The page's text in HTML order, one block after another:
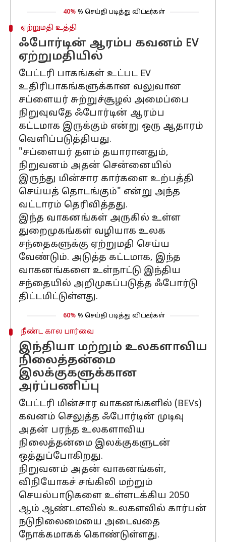
40% % செய்தி படித்து விட்டீர்கள்
ஏற்றுமதி உத்தி
ஃபோர்டின் ஆரம்ப கவனம் EV
ஏற்றுமதியில்
பேட்டரி பாகங்கள் உட்பட EV
உதிரிபாகங்களுக்கான வலுவான
சப்ளையர் சுற்றுச்சூழல் அமைப்பை
நிறுவுவதே ஃபோர்டின் ஆரம்ப
கட்டமாக இருக்கும் என்று ஒரு ஆதாரம்
வெளிப்படுத்தியது.
"சப்ளையர் தளம் தயாரானதும்,
நிறுவனம் அதன் சென்னையில்
இருந்து மின்சார கார்களை உற்பத்தி
செய்யத் தொடங்கும்" என்று அந்த
வட்டாரம் தெரிவித்தது.
இந்த வாகனங்கள் அருகில் உள்ள
துறைமுகங்கள் வழியாக உலக
சந்தைகளுக்கு ஏற்றுமதி செய்ய
வேண்டும். அடுத்த கட்டமாக, இந்த
வாகனங்களை உள்நாட்டு இந்திய
சந்தையில் அறிமுகப்படுத்த ஃபோர்டு
திட்டமிட்டுள்ளது.
60% % செய்தி படித்து விட்டீர்கள்
நீண்ட கால பார்வை
இந்தியா மற்றும் உலகளாவிய
நிலைத்தன்மை
இலக்குகளுக்கான
அர்ப்பணிப்பு
பேட்டரி மின்சார வாகனங்களில் (BEVs)
கவனம் செலுத்த ஃபோர்டின் முடிவு
அதன் பரந்த உலகளாவிய
நிலைத்தன்மை இலக்குகளுடன்
ஒத்துப்போகிறது.
நிறுவனம் அதன் வாகனங்கள்,
விநியோகச் சங்கிலி மற்றும்
செயல்பாடுகளை உள்ளடக்கிய 2050
ஆம் ஆண்டளவில் உலகளவில் கார்பன்
நடுநிலைமையை அடைவதை
நோக்கமாகக் கொண்டுள்ளது.